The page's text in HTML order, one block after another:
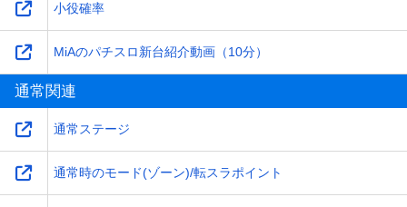
小役確率
MiAのパチスロ新台紹介動画（10分）
通常関連
通常ステージ
通常時のモード(ゾーン)/転スラポイント